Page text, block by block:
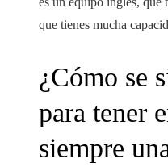
que tienes mucha
¿Cómo se
para tener
siempre